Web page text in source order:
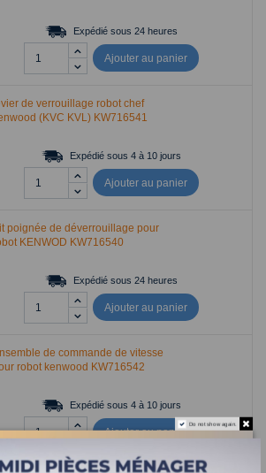
Expédié sous 24 heures
Ajouter au panier
de verrouillage robot chef
(KVC KVL) KW716541
Expédié sous 4 à 10 jours
Ajouter au panier
poignée de déverrouillage pour
KENWOD KW716540
Expédié sous 24 heures
Ajouter au panier
de commande de vitesse
robot kenwood KW716542
Expédié sous 4 à 10 jours
Ajouter au panier
Do not show again.